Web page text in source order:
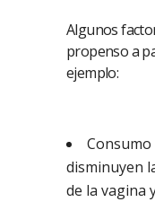
Algunos
propenso a
ejemplo:
disminuyen
de la vagina